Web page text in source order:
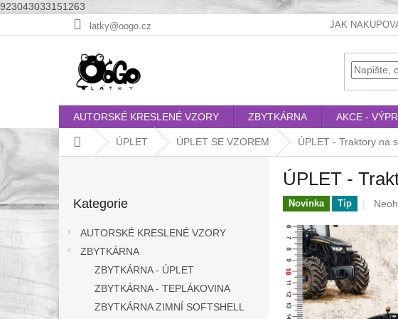
923043033151263
na
latky@oogo.cz JAK
AUTORSKÉ KRESLENÉ VZORY ZBYTKÁRNA AKCE -
Domů ÚPLET ÚPLET SE VZOREM ÚPLET - Traktory na
s
t
kategorie
Kategorie
AUTORSKÉ KRESLENÉ VZORY
ZBYTKÁRNA
ZBYTKÁRNA - ÚPLET
ZBYTKÁRNA - TEPLÁKOVINA
ZBYTKÁRNA ZIMNÍ SOFTSHELL
ÚPLET -
Novinka Tip
je
0,0
5